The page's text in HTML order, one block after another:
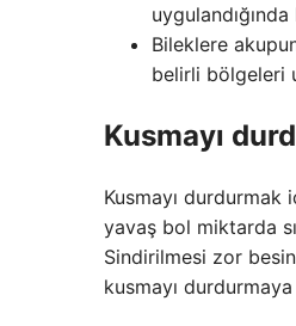
Bileklere
belirli bölgeleri
Kusmayı
Kusmayı durdurmak
yavaş bol miktarda
Sindirilmesi zor
kusmayı